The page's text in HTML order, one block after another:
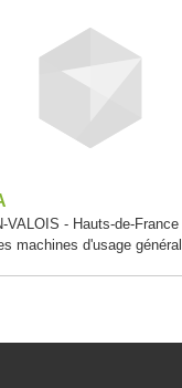
VALOIS - Hauts-de-France
machines d'usage général